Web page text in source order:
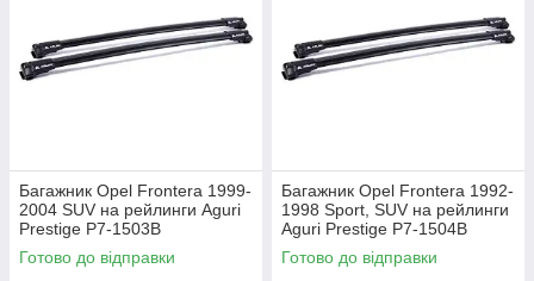
Багажник Opel Frontera 1999-
2004 SUV на рейлинги Aguri
Prestige P7-1503B
Готово до відправки
Багажник Opel Frontera 1992-
1998 Sport, SUV на рейлинги
Aguri Prestige P7-1504B
Готово до відправки